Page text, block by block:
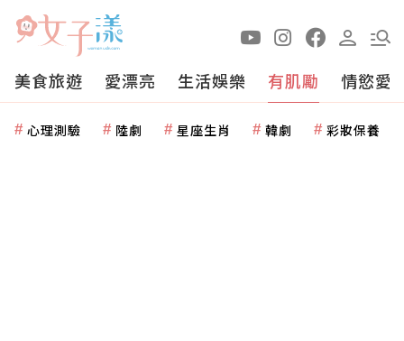
美食旅遊 愛漂亮 生活娛樂 有肌勵 情慾愛
心理測驗 陸劇 星座生肖 韓劇 彩妝保養